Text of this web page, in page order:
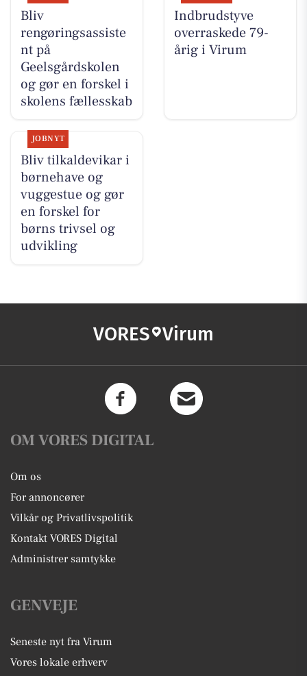
Bliv
rengøringsassiste
nt på
Geelsgårdskolen
og gør en forskel i
skolens fællesskab
Indbrudstyve
overraskede 79-
årig i Virum
JOBNYT
Bliv tilkaldevikar i
børnehave og
vuggestue og gør
en forskel for
børns trivsel og
udvikling
VORES Virum
OM VORES DIGITAL
Om os
For annoncører
Vilkår og Privatlivspolitik
Kontakt VORES Digital
Administrer samtykke
GENVEJE
Seneste nyt fra Virum
Vores lokale erhverv